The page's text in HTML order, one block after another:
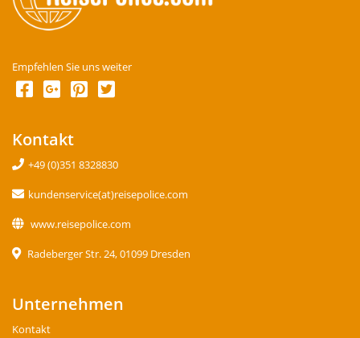
Empfehlen Sie uns weiter
Kontakt
+49 (0)351 8328830
kundenservice(at)reisepolice.com
www.reisepolice.com
Radeberger Str. 24, 01099 Dresden
Unternehmen
Kontakt